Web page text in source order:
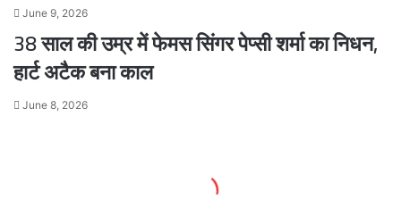
June 9, 2026
38 साल की उम्र में फेमस सिंगर पेप्सी शर्मा का निधन,
हार्ट अटैक बना काल
June 8, 2026